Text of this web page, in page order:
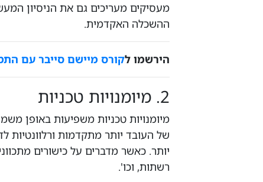
מעסיקים מעריכים גם את הניסיון
ההשכלה האקדמית.
הירשמו לקורס מיישם סייבר עם
2. מיומנויות טכניות
מיומנויות טכניות משפיעות באופן
של העובד יותר מתקדמות ורלוונטיות
יותר. כאשר מדברים על כישורים
רשתות, וכו'.